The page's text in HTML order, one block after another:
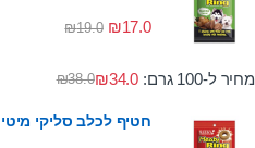
₪17.0
₪19.0
מחיר ל-100 גרם: ₪38.0₪34.0
חטיף לכלב סליקי מיטי